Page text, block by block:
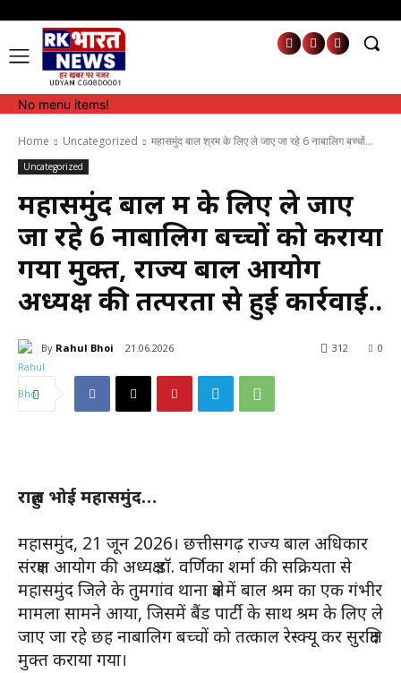
No menu items!
Home Uncategorized महासमुंद बाल श्रम के लिए ले जाए जा रहे 6 नाबालिग बच्चों...
Uncategorized
महासमुंद बाल श्रम के लिए ले जाए
जा रहे 6 नाबालिग बच्चों को कराया
गया मुक्त, राज्य बाल आयोग
अध्यक्ष की तत्परता से हुई कार्रवाई..
By Rahul Bhoi 21.06.2026 0
312
राहुल भोई महासमुंद…
महासमुंद, 21 जून 2026। छत्तीसगढ़ राज्य बाल अधिकार
संरक्षण आयोग की अध्यक्ष डॉ. वर्णिका शर्मा की सक्रियता से
महासमुंद जिले के तुमगांव थाना क्षेत्र में बाल श्रम का एक गंभीर
मामला सामने आया, जिसमें बैंड पार्टी के साथ श्रम के लिए ले
जाए जा रहे छह नाबालिग बच्चों को तत्काल रेस्क्यू कर सुरक्षित
मुक्त कराया गया।